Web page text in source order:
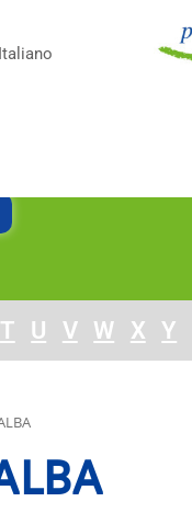
Italiano
T U V W X Y